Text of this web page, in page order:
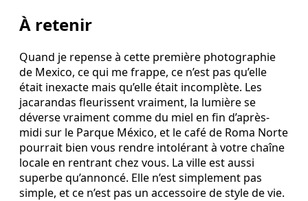
À retenir
Quand je repense à cette première photographie
de Mexico, ce qui me frappe, ce n’est pas qu’elle
était inexacte mais qu’elle était incomplète. Les
jacarandas fleurissent vraiment, la lumière se
déverse vraiment comme du miel en fin d’après-
midi sur le Parque México, et le café de Roma Norte
pourrait bien vous rendre intolérant à votre chaîne
locale en rentrant chez vous. La ville est aussi
superbe qu’annoncé. Elle n’est simplement pas
simple, et ce n’est pas un accessoire de style de vie.